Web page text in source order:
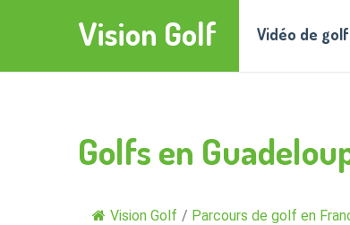
Vision Golf Vidéo de
Golfs en
Vision Golf / Parcours de golf en